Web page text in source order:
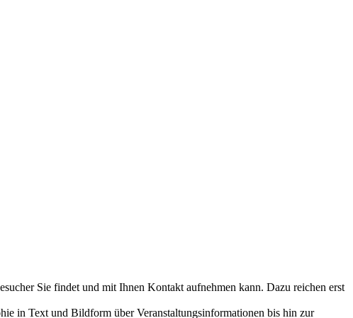
Sie findet und mit Ihnen Kontakt aufnehmen kann. Dazu reichen erst
in Text und Bildform über Veranstaltungsinformationen bis hin zur